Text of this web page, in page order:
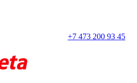
+7 473 200 93 45